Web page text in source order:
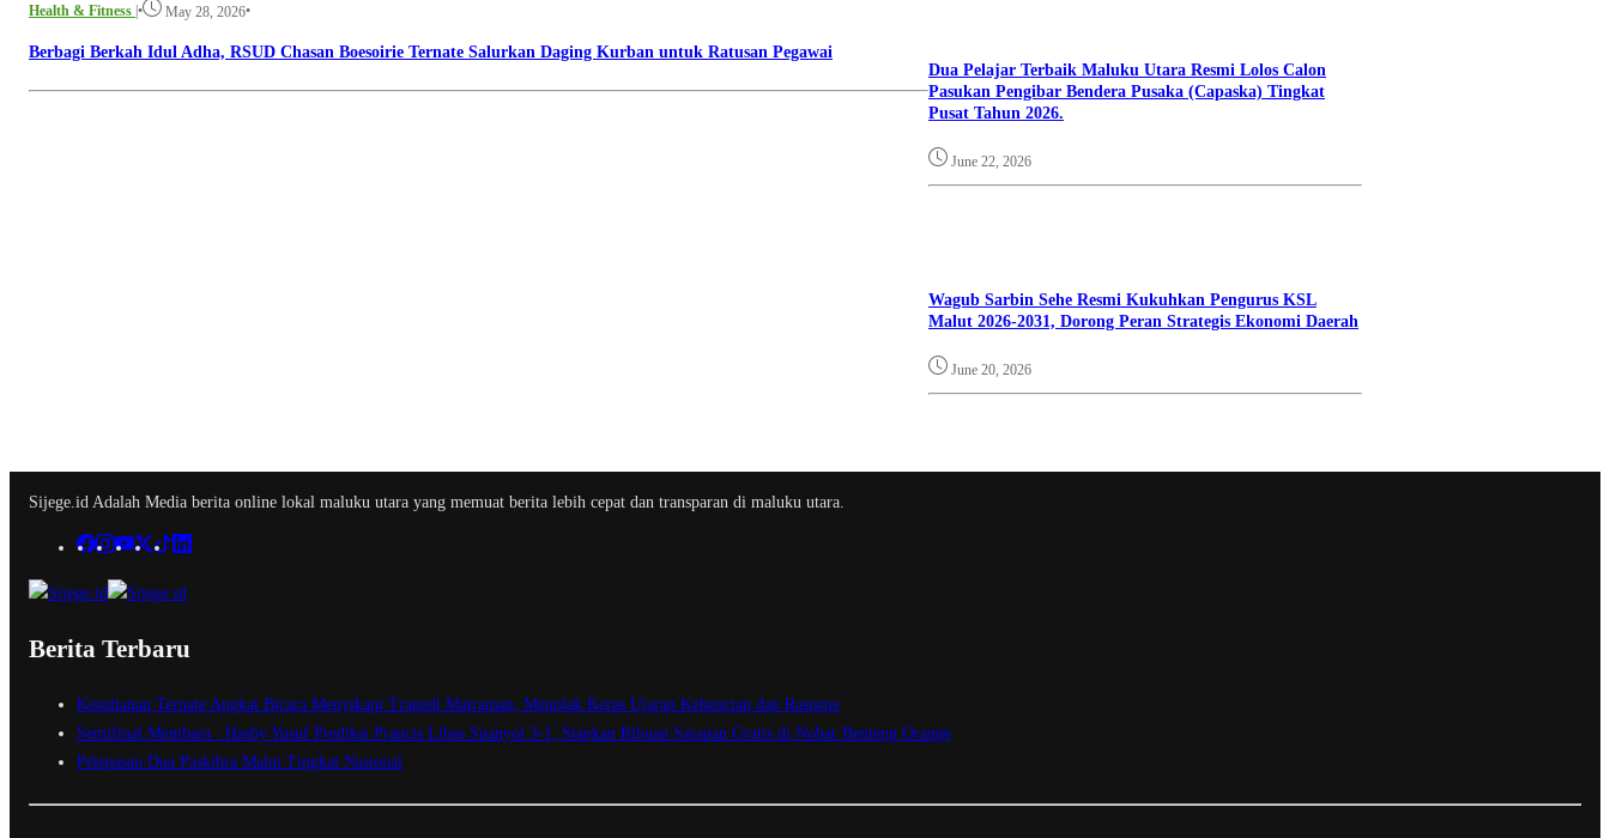
Health & Fitness • May 28, 2026•
Berbagi Berkah Idul Adha, RSUD Chasan Boesoirie Ternate Salurkan Daging Kurban untuk Ratusan Pegawai
Dua Pelajar Terbaik Maluku Utara Resmi Lolos Calon
Pasukan Pengibar Bendera Pusaka (Capaska) Tingkat
Pusat Tahun 2026.
June 22, 2026
Wagub Sarbin Sehe Resmi Kukuhkan Pengurus KSL
Malut 2026-2031, Dorong Peran Strategis Ekonomi Daerah
June 20, 2026
Sijege.id Adalah Media berita online lokal maluku utara yang memuat berita lebih cepat dan transparan di maluku utara.
Berita Terbaru
Kesultanan Ternate Angkat Bicara Menyikapi Tragedi Matraman, Menolak Keras Ujaran Kebencian dan Rasisme
Semifinal Membara : Hasby Yusuf Prediksi Prancis Libas Spanyol 3-1, Siapkan Ribuan Sarapan Gratis di Nobar Benteng Orange
Pelepasan Dua Paskibra Malut Tingkat Nasional